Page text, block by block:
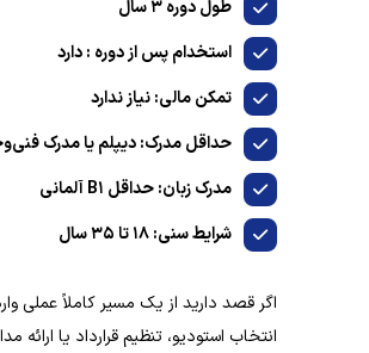
طول دوره ۳ سال
استخدام پس از دوره : دارد
تمکن مالی: نیاز ندارد
حداقل مدرک: دیپلم یا مدرک
مدرک زبان: حداقل B۱ آلمانی
شرایط سنی: ۱۸ تا ۳۵ سال
اگر قصد دارید از یک مسیر کاملاً عملی
انتخاب استودیو، تنظیم قرارداد یا